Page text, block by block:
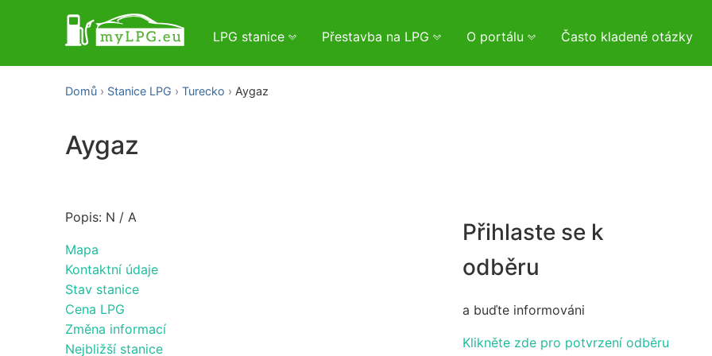
LPG stanice Přestavba na LPG O portálu Často kladené otázky
Domů Stanice LPG Turecko Aygaz
Aygaz
Popis: N / A
Mapa
Kontaktní údaje
Stav stanice
Cena LPG
Změna informací
Nejbližší stanice
Přihlaste se k
odběru
a buďte informováni
Klikněte zde pro potvrzení odběru